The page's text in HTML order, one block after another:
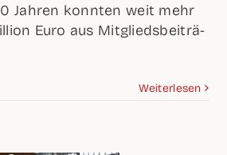
Jah­ren konn­ten weit mehr
Euro aus Mit­glieds­bei­trä­
Wei­ter­le­sen